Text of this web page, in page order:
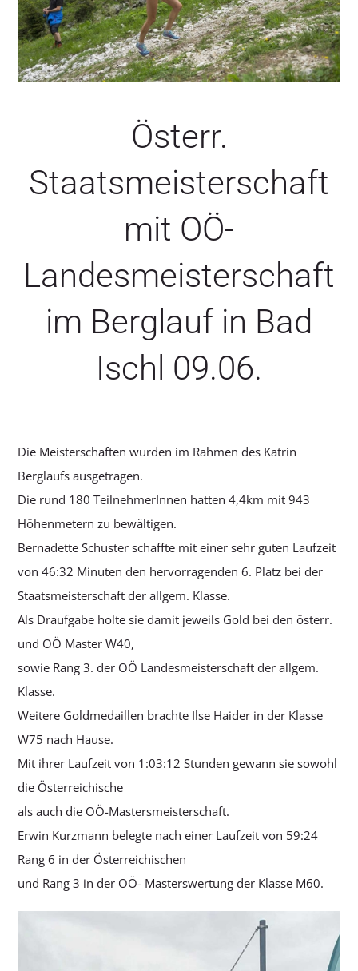
SERVICE
Österr.
Staatsmeisterschaft
mit OÖ-
Landesmeisterschaft
im Berglauf in Bad
Ischl 09.06.
Die Meisterschaften wurden im Rahmen des Katrin
Berglaufs ausgetragen.
Die rund 180 TeilnehmerInnen hatten 4,4km mit 943
Höhenmetern zu bewältigen.
Bernadette Schuster schaffte mit einer sehr guten Laufzeit
von 46:32 Minuten den hervorragenden 6. Platz bei der
Staatsmeisterschaft der allgem. Klasse.
Als Draufgabe holte sie damit jeweils Gold bei den österr.
und OÖ Master W40,
sowie Rang 3. der OÖ Landesmeisterschaft der allgem.
Klasse.
Weitere Goldmedaillen brachte Ilse Haider in der Klasse
W75 nach Hause.
Mit ihrer Laufzeit von 1:03:12 Stunden gewann sie sowohl
die Österreichische
als auch die OÖ-Mastersmeisterschaft.
Erwin Kurzmann belegte nach einer Laufzeit von 59:24
Rang 6 in der Österreichischen
und Rang 3 in der OÖ- Masterswertung der Klasse M60.